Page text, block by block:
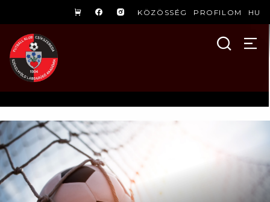
KÖZÖSSÉG PROFILOM HU